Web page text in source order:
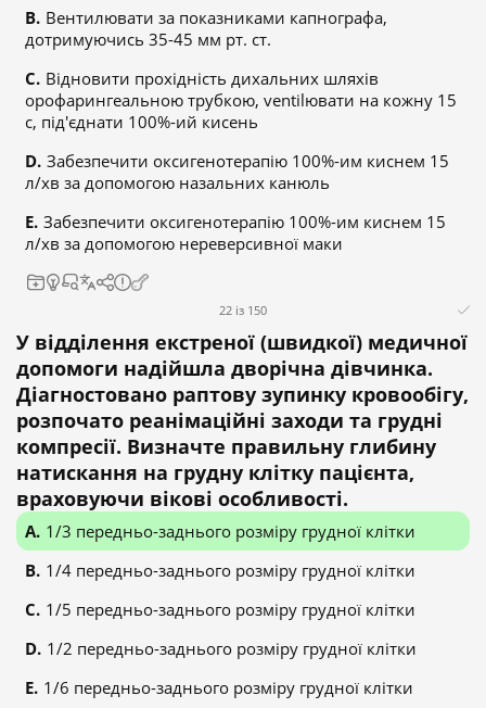
Вентилювати за показниками капнографа,
дотримуючись 35-45 мм рт. ст.
Відновити прохідність дихальних шляхів
орофарингеальною трубкою, ventilювати на кожну 15
с, під'єднати 100%-ий кисень
Забезпечити оксигенотерапію 100%-им киснем 15
л/хв за допомогою назальних канюль
Забезпечити оксигенотерапію 100%-им киснем 15
л/хв за допомогою нереверсивної маки
22 із 150
У відділення екстреної (швидкої) медичної
допомоги надійшла дворічна дівчинка.
Діагностовано раптову зупинку кровообігу,
розпочато реанімаційні заходи та грудні
компресії. Визначте правильну глибину
натискання на грудну клітку пацієнта,
враховуючи вікові особливості.
1/3 передньо-заднього розміру грудної клітки
1/4 передньо-заднього розміру грудної клітки
1/5 передньо-заднього розміру грудної клітки
1/2 передньо-заднього розміру грудної клітки
1/6 передньо-заднього розміру грудної клітки